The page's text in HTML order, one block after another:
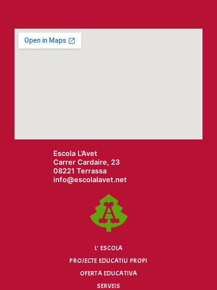
Escola L’Avet
Carrer Cardaire, 23
08221 Terrassa
info@escolalavet.net
L’ ESCOLA
PROJECTE EDUCATIU PROPI
OFERTA EDUCATIVA
SERVEIS